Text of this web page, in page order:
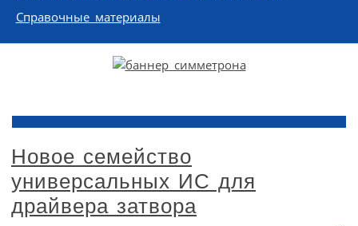
Справочные материалы
Новое семейство
универсальных ИС для
драйвера затвора